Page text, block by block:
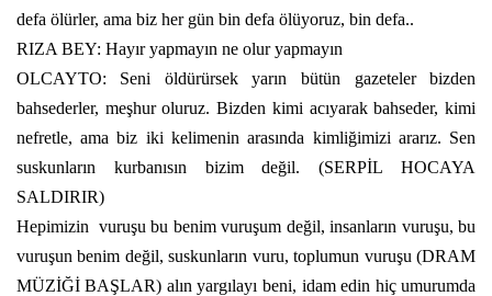
defa ölürler, ama biz her gün bin defa ölüyoruz, bin defa..
RIZA BEY: Hayır yapmayın ne olur yapmayın
OLCAYTO: Seni öldürürsek yarın bütün gazeteler bizden
bahsederler, meşhur oluruz. Bizden kimi acıyarak bahseder, kimi
nefretle, ama biz iki kelimenin arasında kimliğimizi ararız. Sen
suskunların kurbanısın bizim değil. (SERPİL HOCAYA
SALDIRIR)
Hepimizin vuruşu bu benim vuruşum değil, insanların vuruşu, bu
vuruşun benim değil, suskunların vuru, toplumun vuruşu (DRAM
MÜZİĞİ BAŞLAR) alın yargılayı beni, idam edin hiç umurumda